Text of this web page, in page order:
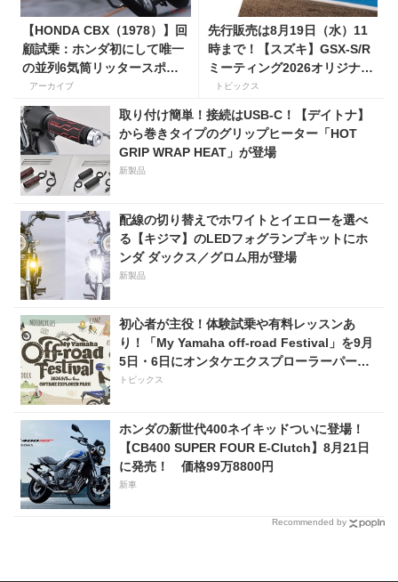
【HONDA CBX（1978）】回
顧試乗：ホンダ初にして唯一
の並列6気筒リッタースポー
ツはどんな乗り味だったの
か？
アーカイブ
先行販売は8月19日（水）11
時まで！【スズキ】GSX-S/R
ミーティング2026オリジナル
グッズを手に入れよう！
トピックス
取り付け簡単！接続はUSB-C！【デイトナ】
から巻きタイプのグリップヒーター「HOT
GRIP WRAP HEAT」が登場
新製品
配線の切り替えでホワイトとイエローを選べ
る【キジマ】のLEDフォグランプキットにホ
ンダ ダックス／グロム用が登場
新製品
初心者が主役！体験試乗や有料レッスンあ
り！「My Yamaha off-road Festival」を9月
5日・6日にオンタケエクスプローラーパーク
で実施！
トピックス
ホンダの新世代400ネイキッドついに登場！
【CB400 SUPER FOUR E-Clutch】8月21日
に発売！ 価格99万8800円
新車
Recommended by